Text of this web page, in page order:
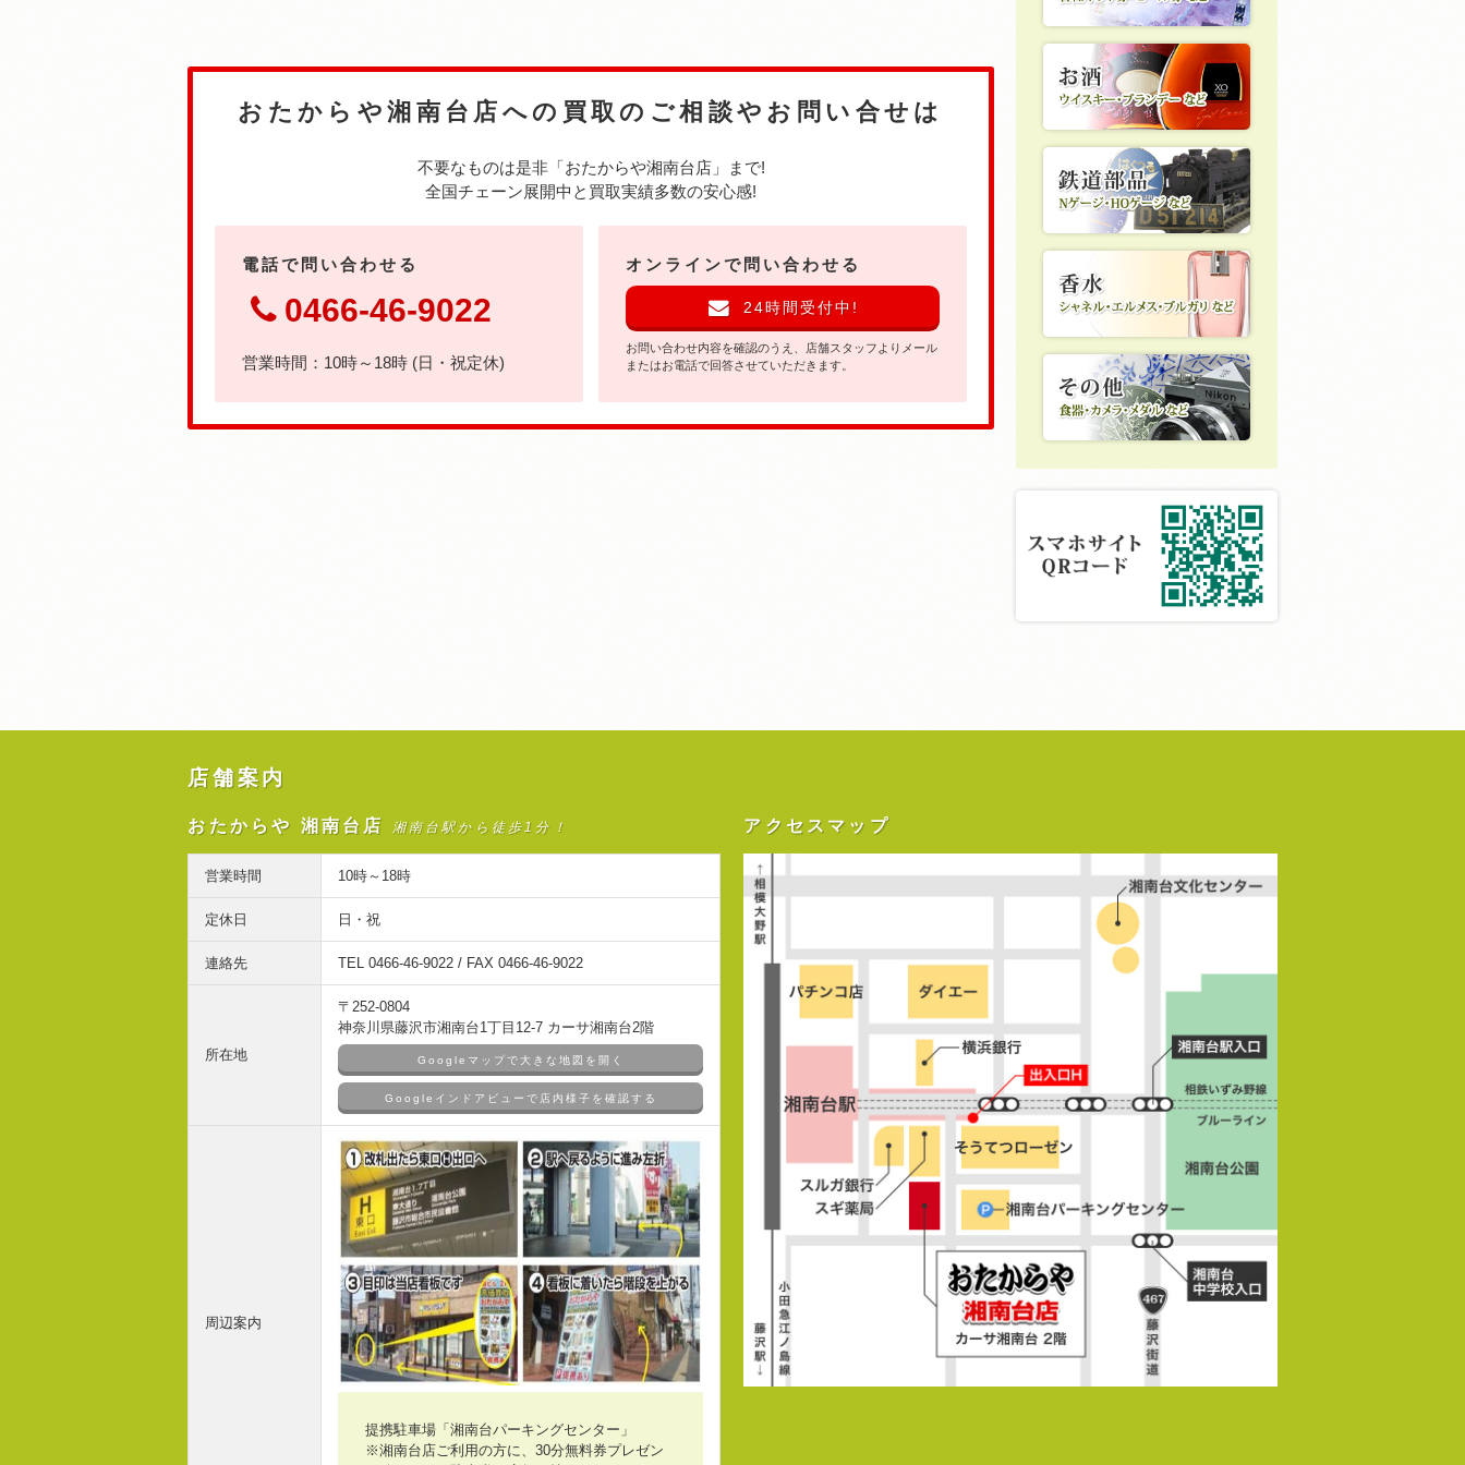
おたからや湘南台店への 買取のご相談やお問い合せは
不要なものは是非「おたからや湘南台店」まで!
全国チェーン展開中と買取実績多数の安心感!
電話で問い合わせる
0466-46-9022
営業時間：10時～18時 (日・祝定休)
オンラインで問い合わせる
24時間受付中!
お問い合わせ内容を確認のうえ、店舗スタッフよりメール
またはお電話で回答させていただきます。
店舗案内
おたからや 湘南台店 湘南台駅から徒歩1分！
営業時間 10時～18時
定休日 日・祝
連絡先 TEL 0466-46-9022 / FAX 0466-46-9022
所在地
〒252-0804
神奈川県藤沢市湘南台1丁目12-7 カーサ湘南台2階
Googleマップで大きな地図を開く
Googleインドアビューで店内様子を確認する
周辺案内
提携駐車場「湘南台パーキングセンター」
※湘南台店ご利用の方に、30分無料券プレゼン
アクセスマップ